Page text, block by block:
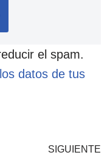
el spam.
datos de tus
SIGUIENTE